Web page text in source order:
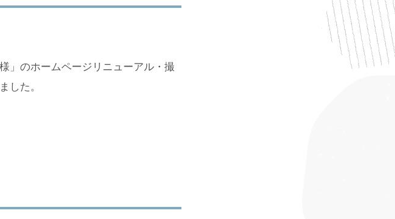
」のホームページリニューアル・撮
した。